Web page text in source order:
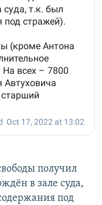
получил
в зале суда,
под